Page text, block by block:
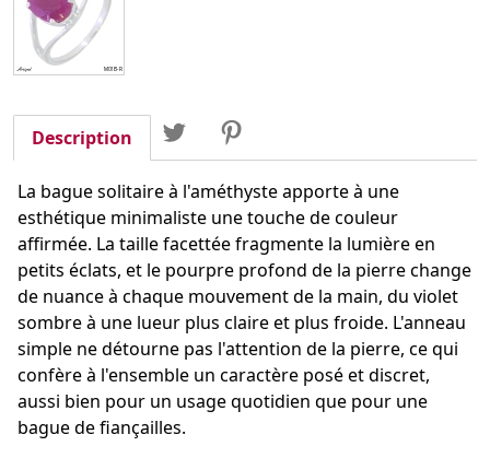
Partager Partager Tweet
Description
La bague solitaire à l'améthyste apporte à une
esthétique minimaliste une touche de couleur
affirmée. La taille facettée fragmente la lumière en
petits éclats, et le pourpre profond de la pierre change
de nuance à chaque mouvement de la main, du violet
sombre à une lueur plus claire et plus froide. L'anneau
simple ne détourne pas l'attention de la pierre, ce qui
confère à l'ensemble un caractère posé et discret,
aussi bien pour un usage quotidien que pour une
bague de fiançailles.